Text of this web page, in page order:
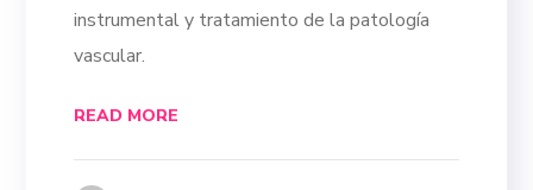
instrumental y tratamiento de la patología
vascular.
READ MORE